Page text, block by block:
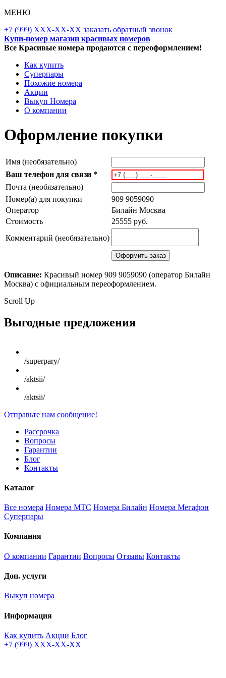
МЕНЮ
+7 (999) XXX-XX-XX заказать обратный звонок
Купи-номер магазин красивых номеров
Все Красивые номера продаются с переоформлением!
Как купить
Суперпары
Похожие номера
Акции
Выкуп Номера
О компании
Оформление покупки
Имя (необязательно)
Ваш телефон для связи *
Почта (необязательно)
Номер(а) для покупки
909 9059090
Оператор
Билайн Москва
Стоимость
25555 руб.
Комментарий (необязательно)
Описание: Красивый номер 909 9059090 (оператор Билайн
Москва) с официальным переоформлением.
Scroll Up
Выгодные предложения
/superpary/
/aktsii/
/aktsii/
Отправьте нам сообщение!
Рассрочка
Вопросы
Гарантии
Блог
Контакты
Каталог
Все номера Номера МТС Номера Билайн Номера Мегафон
Суперпары
Компания
О компании Гарантии Вопросы Отзывы Контакты
Доп. услуги
Выкуп номера
Информация
Как купить Акции Блог
+7 (999) XXX-XX-XX